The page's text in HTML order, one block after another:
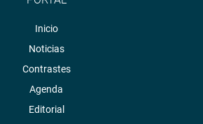
Inicio
Noticias
Contrastes
Agenda
Editorial